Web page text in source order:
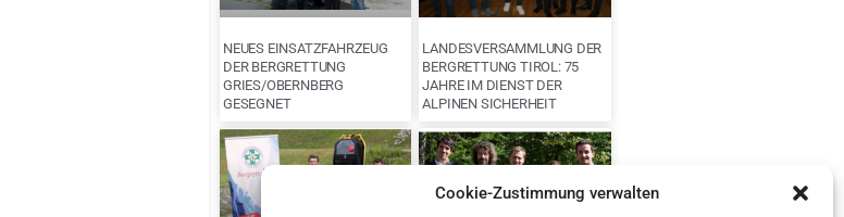
Cookie-Zustimmung verwalten
NEUES EINSATZFAHRZEUG
DER BERGRETTUNG
GRIES/OBERNBERG
GESEGNET
LANDESVERSAMMLUNG DER
BERGRETTUNG TIROL: 75
JAHRE IM DIENST DER
ALPINEN SICHERHEIT